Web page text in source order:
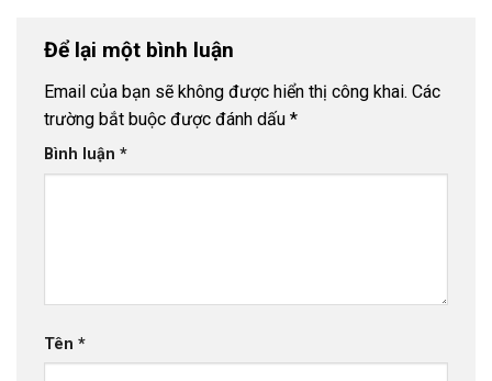
Để lại một bình luận
Email của bạn sẽ không được hiển thị công khai. Các
trường bắt buộc được đánh dấu *
Bình luận *
Tên *